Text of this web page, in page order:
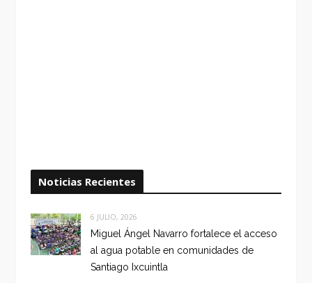
Noticias Recientes
6 JULIO, 2026
Miguel Ángel Navarro fortalece el acceso
al agua potable en comunidades de
Santiago Ixcuintla